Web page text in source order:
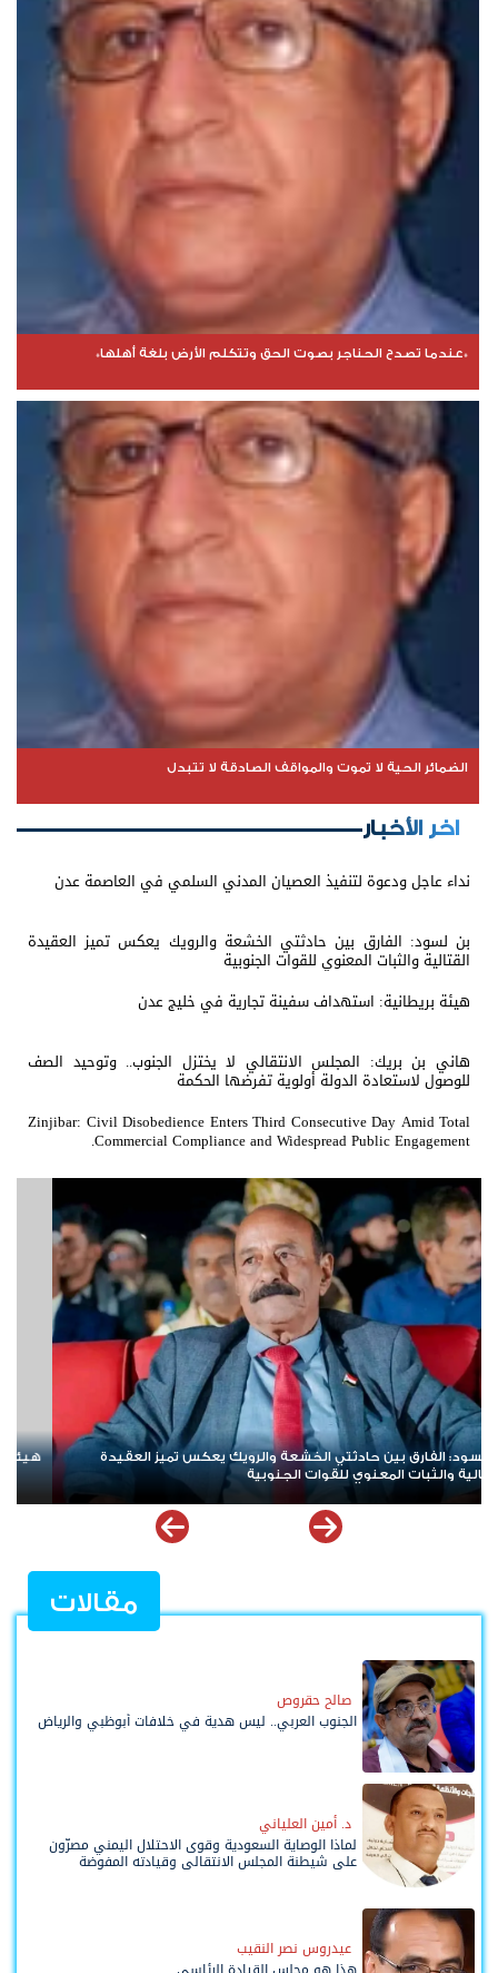
*عندما تصدح الحناجر بصوت الحق وتتكلم الأرض بلغة أهلها*
الضمائر الحية لا تموت والمواقف الصادقة لا تتبدل
اخر الأخبار
نداء عاجل ودعوة لتنفيذ العصيان المدني السلمي في العاصمة عدن
بن لسود: الفارق بين حادثتي الخشعة والرويك يعكس تميز العقيدة
القتالية والثبات المعنوي للقوات الجنوبية
هيئة بريطانية: استهداف سفينة تجارية في خليج عدن
هاني بن بريك: المجلس الانتقالي لا يختزل الجنوب.. وتوحيد الصف
للوصول لاستعادة الدولة أولوية تفرضها الحكمة
Zinjibar: Civil Disobedience Enters Third Consecutive Day Amid Total
Commercial Compliance and Widespread Public Engagement.
استهداف سفينة تجارية في خليج عدن
هاني بن
مقالات
صالح حقروص
الجنوب العربي.. ليس هدية في خلافات أبوظبي والرياض
د. أمين العلياني
لماذا الوصاية السعودية وقوى الاحتلال اليمني مصرّون
على شيطنة المجلس الانتقالي وقيادته المفوضة
عيدروس نصر النقيب